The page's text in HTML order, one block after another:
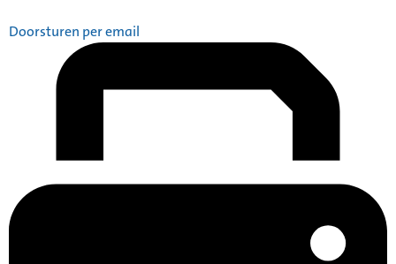
Doorsturen per email